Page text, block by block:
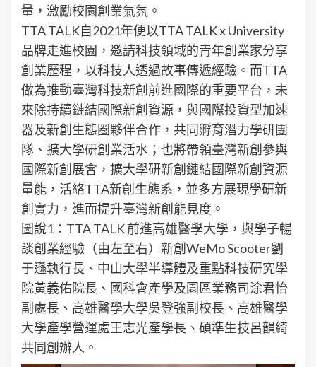
量，激勵校園創業氣氛。
TTA TALK自2021年便以TTA TALK x University
品牌走進校園，邀請科技領域的青年創業家分享
創業歷程，以科技人透過故事傳遞經驗。而TTA
做為推動臺灣科技新創前進國際的重要平台，未
來除持續鏈結國際新創資源，與國際投資型加速
器及新創生態圈夥伴合作，共同孵育潛力學研團
隊、擴大學研創業活水；也將帶領臺灣新創參與
國際新創展會，擴大學研新創鏈結國際新創資源
量能，活絡TTA新創生態系，並多方展現學研新
創實力，進而提升臺灣新創能見度。
圖說1：TTA TALK 前進高雄醫學大學，與學子暢
談創業經驗（由左至右）新創WeMo Scooter劉
于遜執行長、中山大學半導體及重點科技研究學
院黃義佑院長、國科會產學及園區業務司涂君怡
副處長、高雄醫學大學吳登強副校長、高雄醫學
大學產學營運處王志光產學長、碩準生技呂韻綺
共同創辦人。